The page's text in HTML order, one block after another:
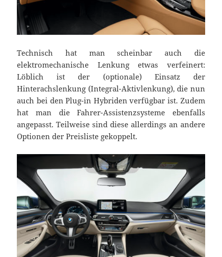
Technisch hat man scheinbar auch die
elektromechanische Lenkung etwas verfeinert:
Löblich ist der (optionale) Einsatz der
Hinterachslenkung (Integral-Aktivlenkung), die nun
auch bei den Plug-in Hybriden verfügbar ist. Zudem
hat man die Fahrer-Assistenzsysteme ebenfalls
angepasst. Teilweise sind diese allerdings an andere
Optionen der Preisliste gekoppelt.